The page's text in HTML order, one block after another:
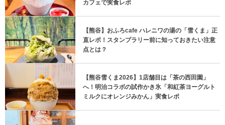
カフェで実食レポ
【熊谷】おふろcafe ハレニワの湯の「雪くま」正
直レポ！スタンプラリー前に知っておきたい注意
点とは？
【熊谷雪くま2026】1店舗目は「茶の西田園」
へ！明治コラボの試作かき氷「和紅茶ヨーグルト
ミルクにオレンジみかん」実食レポ